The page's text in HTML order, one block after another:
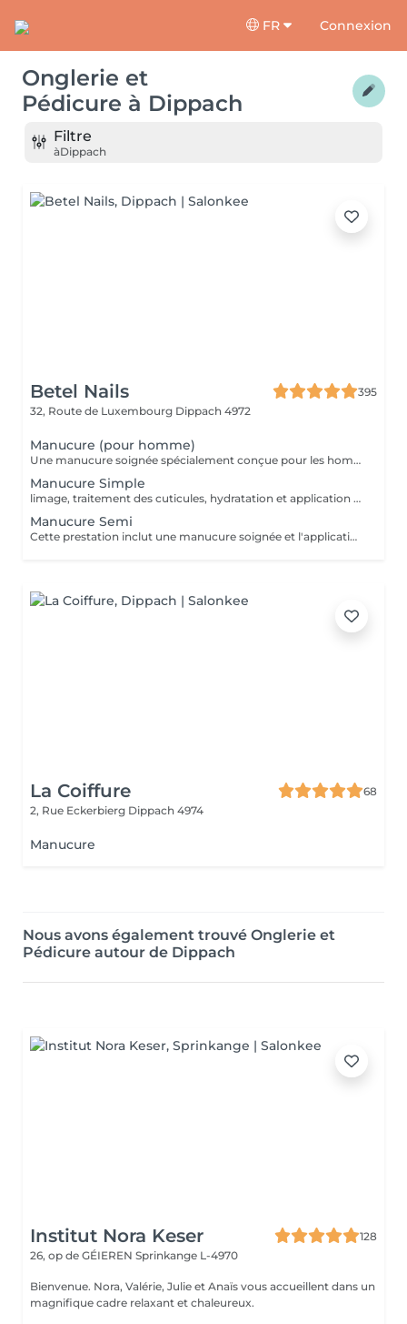
FR Connexion
Onglerie et
Pédicure à Dippach
Filtre
àDippach
Betel Nails
395
32, Route de Luxembourg Dippach 4972
Manucure (pour homme)
Une manucure soignée spécialement conçue pour les hommes. Nettoyage des cuticules, limage des ongles, hydratation des mains, et finition naturelle. Idéal pour une apparence propre et professionnelle.
Manucure Simple
limage, traitement des cuticules, hydratation et application d'un vernis transparent ou coloré classique. Parfait pour un entretien régulier.
Manucure Semi
Cette prestation inclut une manucure soignée et l'application d'un vernis semi-permanent de la couleur de votre choix.
La Coiffure
68
2, Rue Eckerbierg Dippach 4974
Manucure
Nous avons également trouvé Onglerie et
Pédicure autour de Dippach
Institut Nora Keser
128
26, op de GÉIEREN Sprinkange L-4970
Bienvenue. Nora, Valérie, Julie et Anaïs vous accueillent dans un
magnifique cadre relaxant et chaleureux.